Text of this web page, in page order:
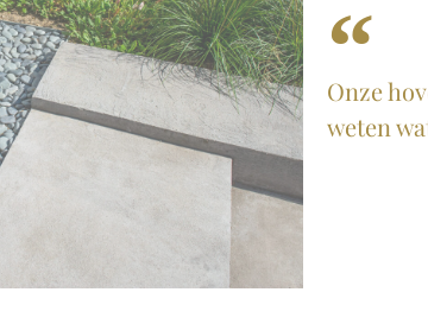
Onze
weten